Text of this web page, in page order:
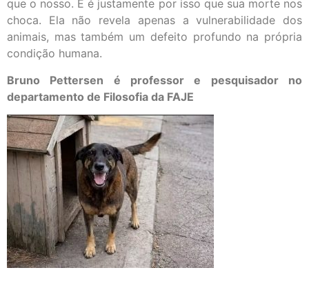
que o nosso. E é justamente por isso que sua morte nos
choca. Ela não revela apenas a vulnerabilidade dos
animais, mas também um defeito profundo na própria
condição humana.
Bruno Pettersen é professor e pesquisador no
departamento de Filosofia da FAJE